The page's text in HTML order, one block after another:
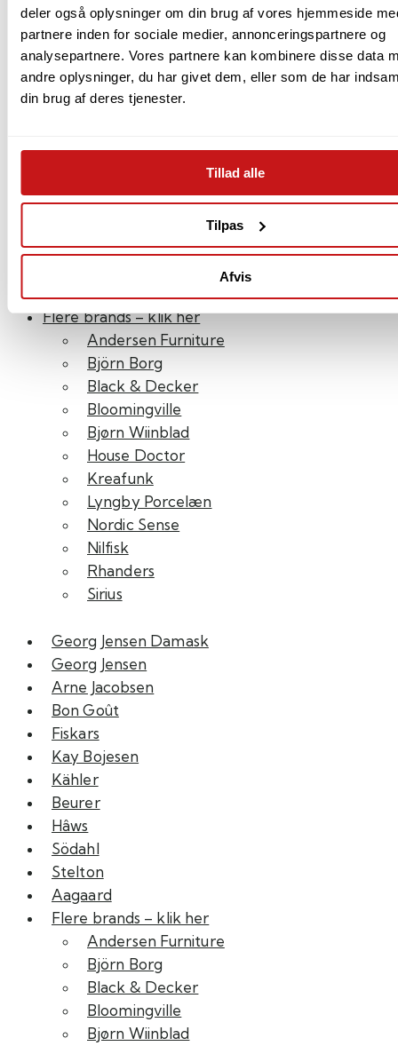
deler også oplysninger om din brug af vores hjemmeside
partnere inden for sociale medier, annonceringspartnere og
analysepartnere. Vores partnere kan kombinere disse data
andre oplysninger, du har givet dem, eller som de har
din brug af deres tjenester.
Tillad alle
Tilpas
Afvis
Georg Jensen Damask
Georg Jensen
Arne Jacobsen
Bon Goût
Kay Bojesen
Beurer
Södahl
Aagaard
Flere brands – klik her
Andersen Furniture
Björn Borg
Black & Decker
Bloomingville
Bjørn Wiinblad
House Doctor
Kreafunk
Lyngby Porcelæn
Nordic Sense
Nilfisk
Rhanders
Sirius
Georg Jensen Damask
Georg Jensen
Arne Jacobsen
Bon Goût
Fiskars
Kay Bojesen
Kähler
Beurer
Hâws
Södahl
Stelton
Aagaard
Flere brands – klik her
Andersen Furniture
Björn Borg
Black & Decker
Bloomingville
Bjørn Wiinblad